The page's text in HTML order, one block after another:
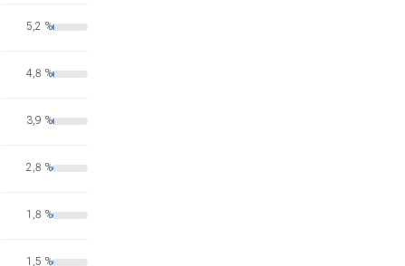
5,2 %
4,8 %
3,9 %
2,8 %
1,8 %
1,5 %